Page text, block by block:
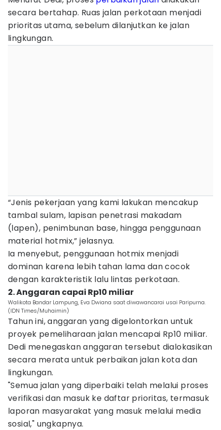
secara bertahap. Ruas jalan perkotaan menjadi
prioritas utama, sebelum dilanjutkan ke jalan
lingkungan.
“Jenis pekerjaan yang kami lakukan mencakup
tambal sulam, lapisan penetrasi makadam
(lapen), penimbunan base, hingga penggunaan
material hotmix,” jelasnya.
Ia menyebut, penggunaan hotmix menjadi
dominan karena lebih tahan lama dan cocok
dengan karakteristik lalu lintas perkotaan.
2. Anggaran capai Rp10 miliar
Walikota Bandar Lampung, Eva Dwiana saat diwawancarai usai Paripurna.
(IDN Times/Muhaimin)
Tahun ini, anggaran yang digelontorkan untuk
proyek pemeliharaan jalan mencapai Rp10 miliar.
Dedi menegaskan anggaran tersebut dialokasikan
secara merata untuk perbaikan jalan kota dan
lingkungan.
"Semua jalan yang diperbaiki telah melalui proses
verifikasi dan masuk ke daftar prioritas, termasuk
laporan masyarakat yang masuk melalui media
sosial," ungkapnya.